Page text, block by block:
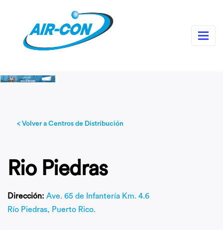
< Volver a Centros de Distribución
Rio Piedras
Dirección: Ave. 65 de Infantería Km. 4.6
Río Piedras, Puerto Rico.